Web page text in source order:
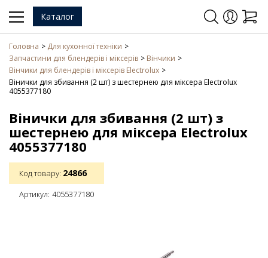
Каталог
Головна
Для кухонної техніки
Запчастини для блендерів і міксерів
Вінчики
Вінчики для блендерів і міксерів Electrolux
Вінички для збивання (2 шт) з шестернею для міксера Electrolux
4055377180
Вінички для збивання (2 шт) з
шестернею для міксера Electrolux
4055377180
Код товару: 24866
Артикул: 4055377180